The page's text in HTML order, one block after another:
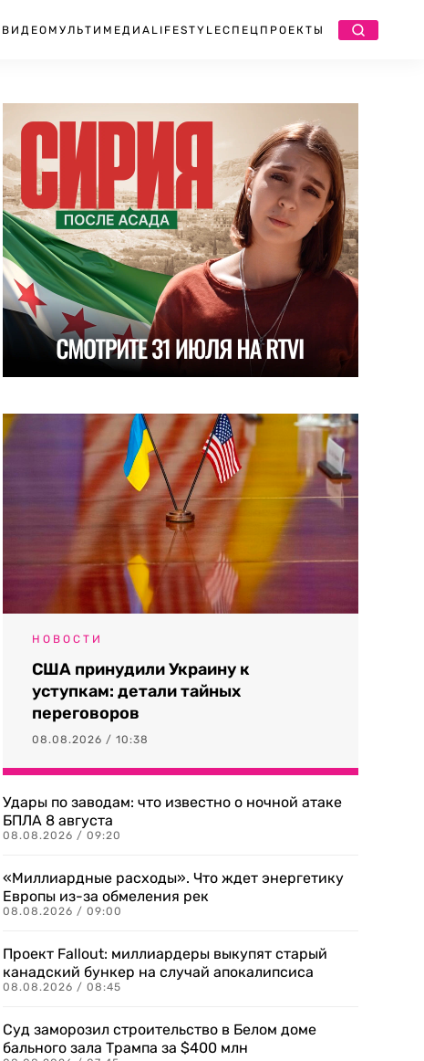
ВИДЕО МУЛЬТИМЕДИА LIFESTYLEСПЕЦПРОЕКТЫ
НОВОСТИ
США принудили Украину к
уступкам: детали тайных
переговоров
08.08.2026 / 10:38
Удары по заводам: что известно о ночной атаке
БПЛА 8 августа
08.08.2026 / 09:20
«Миллиардные расходы». Что ждет энергетику
Европы из-за обмеления рек
08.08.2026 / 09:00
Проект Fallout: миллиардеры выкупят старый
канадский бункер на случай апокалипсиса
08.08.2026 / 08:45
Суд заморозил строительство в Белом доме
бального зала Трампа за $400 млн